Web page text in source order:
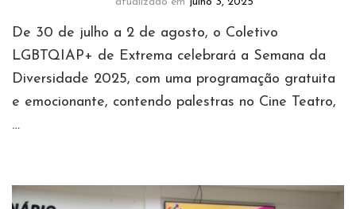
De 30 de julho a 2 de agosto, o Coletivo
LGBTQIAP+ de Extrema celebrará a Semana da
Diversidade 2025, com uma programação gratuita
e emocionante, contendo palestras no Cine Teatro,
…